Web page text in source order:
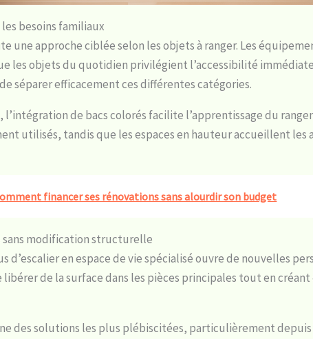
besoins familiaux
une approche ciblée selon les objets à ranger. Les
les objets du quotidien privilégient l’accessibilité
séparer efficacement ces différentes catégories.
de bacs colorés facilite l’apprentissage du
utilisés, tandis que les espaces en hauteur accueillent les
financer ses rénovations sans alourdir son budget
sans modification structurelle
d’escalier en espace de vie spécialisé ouvre de nouvelles
de la surface dans les pièces principales tout en créant
des solutions les plus plébiscitées, particulièrement depuis